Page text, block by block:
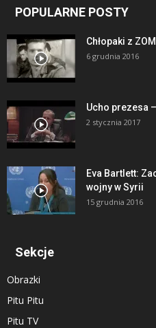
POPULARNE POSTY
Chłopaki z
6 grudnia 2016
Ucho prezesa
2 stycznia 2017
Eva Bartlett:
wojny w Syrii
15 grudnia 2016
Sekcje
Obrazki
Pitu Pitu
Pitu TV